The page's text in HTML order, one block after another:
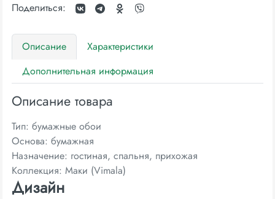
Поделиться:
Описание
Характеристики
Дополнительная информация
Описание товара
Тип: бумажные обои
Основа: бумажная
Назначение: гостиная, спальня, прихожая
Коллекция: Маки (Vimala)
Дизайн